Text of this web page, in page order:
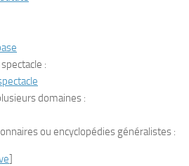
:
domaines :
ou encyclopédies généralistes :
]